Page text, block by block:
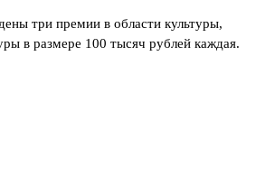
три премии в области культуры,
в размере 100 тысяч рублей каждая.